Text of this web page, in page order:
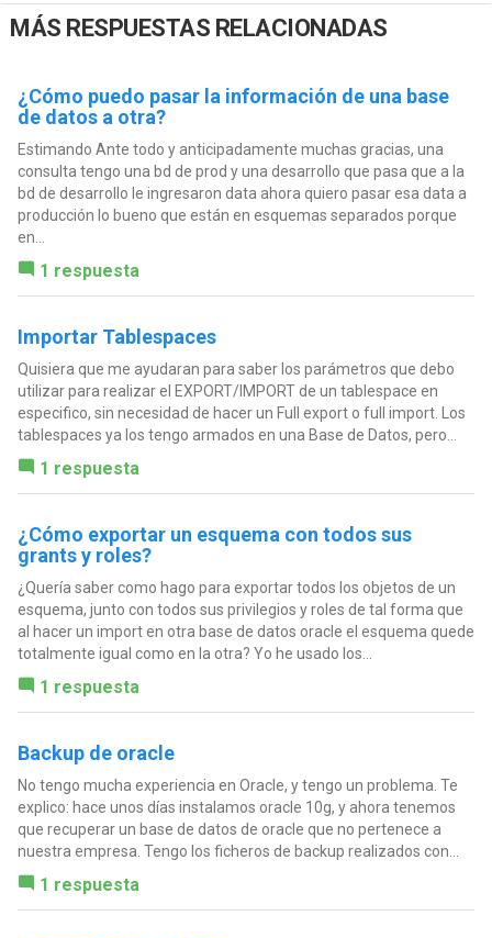
MÁS RESPUESTAS RELACIONADAS
¿Cómo puedo pasar la información de una base
de datos a otra?
Estimando Ante todo y anticipadamente muchas gracias, una
consulta tengo una bd de prod y una desarrollo que pasa que a la
bd de desarrollo le ingresaron data ahora quiero pasar esa data a
producción lo bueno que están en esquemas separados porque
en...
1 respuesta
Importar Tablespaces
Quisiera que me ayudaran para saber los parámetros que debo
utilizar para realizar el EXPORT/IMPORT de un tablespace en
especifico, sin necesidad de hacer un Full export o full import. Los
tablespaces ya los tengo armados en una Base de Datos, pero...
1 respuesta
¿Cómo exportar un esquema con todos sus
grants y roles?
¿Quería saber como hago para exportar todos los objetos de un
esquema, junto con todos sus privilegios y roles de tal forma que
al hacer un import en otra base de datos oracle el esquema quede
totalmente igual como en la otra? Yo he usado los...
1 respuesta
Backup de oracle
No tengo mucha experiencia en Oracle, y tengo un problema. Te
explico: hace unos días instalamos oracle 10g, y ahora tenemos
que recuperar un base de datos de oracle que no pertenece a
nuestra empresa. Tengo los ficheros de backup realizados con...
1 respuesta